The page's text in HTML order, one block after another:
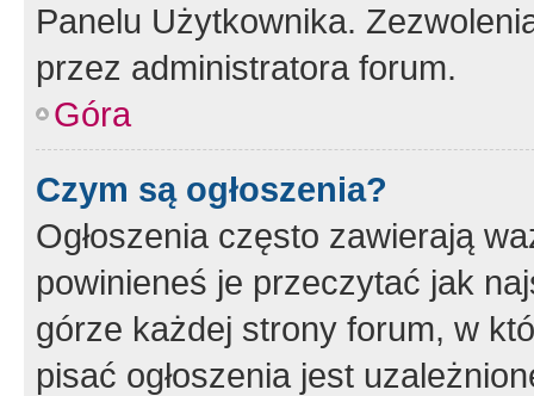
Panelu Użytkownika.
przez administratora forum.
Góra
Czym są ogłoszenia?
Ogłoszenia często zawierają
powinieneś je przeczytać jak
górze każdej strony forum, w
pisać ogłoszenia jest